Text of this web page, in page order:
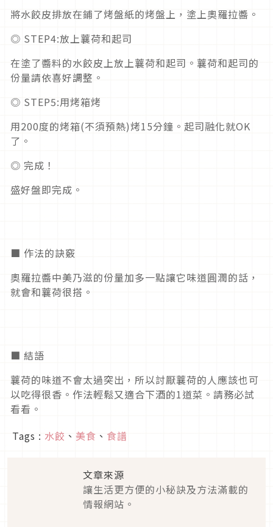
將水餃皮排放在鋪了烤盤紙的烤盤上，塗上奧羅拉醬。
◎ STEP4:放上蘘荷和起司
在塗了醬料的水餃皮上放上蘘荷和起司。蘘荷和起司的
份量請依喜好調整。
◎ STEP5:用烤箱烤
用200度的烤箱(不須預熱)烤15分鐘。起司融化就OK
了。
◎ 完成！
盛好盤即完成。
■ 作法的訣竅
奧羅拉醬中美乃滋的份量加多一點讓它味道圓潤的話，
就會和蘘荷很搭。
■ 結語
蘘荷的味道不會太過突出，所以討厭蘘荷的人應該也可
以吃得很香。作法輕鬆又適合下酒的1道菜。請務必試
看看。
Tags : 水餃 、 美食 、 食譜
文章來源
讓生活更方便的小秘訣及方法滿載的
情報網站。